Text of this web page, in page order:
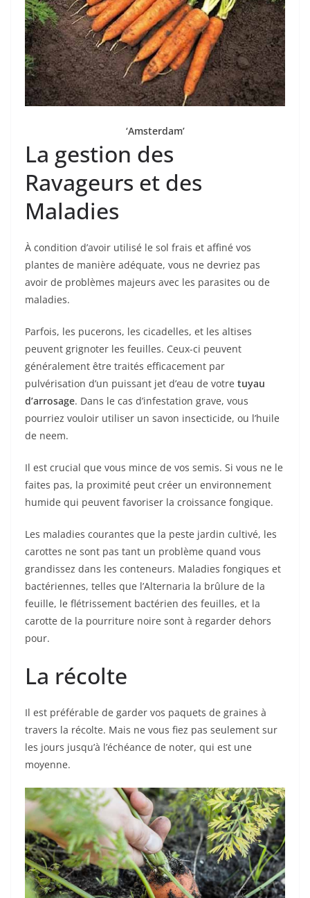
‘Amsterdam’
La gestion des
Ravageurs et des
Maladies
À condition d’avoir utilisé le sol frais et affiné vos
plantes de manière adéquate, vous ne devriez pas
avoir de problèmes majeurs avec les parasites ou de
maladies.
Parfois, les pucerons, les cicadelles, et les altises
peuvent grignoter les feuilles. Ceux-ci peuvent
généralement être traités efficacement par
pulvérisation d’un puissant jet d’eau de votre tuyau
d’arrosage. Dans le cas d’infestation grave, vous
pourriez vouloir utiliser un savon insecticide, ou l’huile
de neem.
Il est crucial que vous mince de vos semis. Si vous ne le
faites pas, la proximité peut créer un environnement
humide qui peuvent favoriser la croissance fongique.
Les maladies courantes que la peste jardin cultivé, les
carottes ne sont pas tant un problème quand vous
grandissez dans les conteneurs. Maladies fongiques et
bactériennes, telles que l’Alternaria la brûlure de la
feuille, le flétrissement bactérien des feuilles, et la
carotte de la pourriture noire sont à regarder dehors
pour.
La récolte
Il est préférable de garder vos paquets de graines à
travers la récolte. Mais ne vous fiez pas seulement sur
les jours jusqu’à l’échéance de noter, qui est une
moyenne.